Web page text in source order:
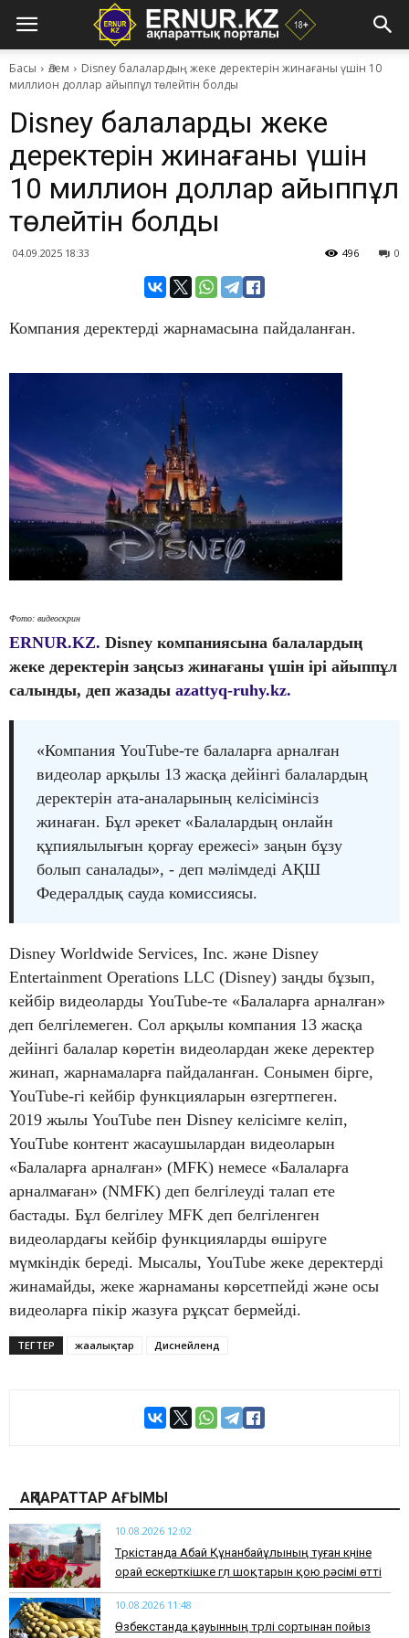
Басы Әлем
Disney балалардың жеке деректерін жинағаны үшін 10
миллион доллар айыппұл төлейтін болды
Disney балалардың жеке
деректерін жинағаны үшін
10 миллион доллар айыппұл
төлейтін болды
04.09.2025 18:33 0
496
​Компания деректерді жарнамасына пайдаланған.
Фото: видеоскрин
ERNUR.KZ. Disney компаниясына балалардың
жеке деректерін заңсыз жинағаны үшін ірі айыппұл
салынды, деп жазады azattyq-ruhy.kz.
«Компания YouTube-те балаларға арналған
видеолар арқылы 13 жасқа дейінгі балалардың
деректерін ата-аналарының келісімінсіз
жинаған. Бұл әрекет «Балалардың онлайн
құпиялылығын қорғау ережесі» заңын бұзу
болып саналады», - деп мәлімдеді АҚШ
Федералдық сауда комиссиясы.
Disney Worldwide Services, Inc. және Disney
Entertainment Operations LLC (Disney) заңды бұзып,
кейбір видеоларды YouTube-те «Балаларға арналған»
деп белгілемеген. Сол арқылы компания 13 жасқа
дейінгі балалар көретін видеолардан жеке деректер
жинап, жарнамаларға пайдаланған. Сонымен бірге,
YouTube-гі кейбір функцияларын өзгертпеген.
2019 жылы YouTube пен Disney келісімге келіп,
YouTube контент жасаушылардан видеоларын
«Балаларға арналған» (MFK) немесе «Балаларға
арналмаған» (NMFK) деп белгілеуді талап ете
бастады. Бұл белгілеу MFK деп белгіленген
видеолардағы кейбір функцияларды өшіруге
мүмкіндік береді. Мысалы, YouTube жеке деректерді
жинамайды, жеке жарнаманы көрсетпейді және осы
видеоларға пікір жазуға рұқсат бермейді.
ТЕГТЕР жаңалықтар Диснейленд
АҚПАРАТТАР АҒЫМЫ
10.08.2026 12:02
Түркістанда Абай Құнанбайұлының туған күніне
орай ескерткішке гүл шоқтарын қою рәсімі өтті
10.08.2026 11:48
Өзбекстанда қауынның түрлі сортынан пойыз